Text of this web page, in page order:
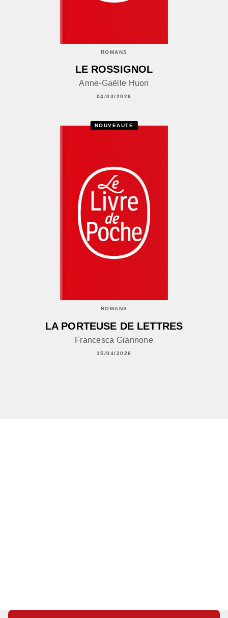
ROMANS
LE ROSSIGNOL
Anne-Gaëlle Huon
04/03/2026
NOUVEAUTÉ
ROMANS
LA PORTEUSE DE LETTRES
Francesca Giannone
15/04/2026